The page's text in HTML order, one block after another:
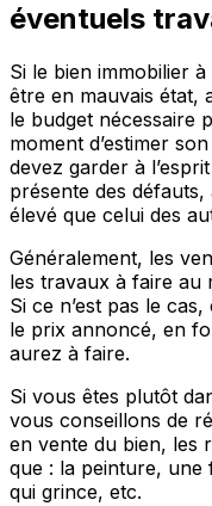
éventuels
Si le bien immobilier
être en mauvais état,
le budget nécessaire
moment d’estimer
devez garder à
présente des
élevé que celui des
Généralement, les
les travaux à faire au
Si ce n’est pas le
le prix annoncé, en
aurez à faire.
Si vous êtes plutôt
vous conseillons de
en vente du bien, les
que : la peinture, une
qui grince, etc.